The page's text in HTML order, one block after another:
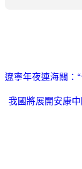
遼寧年夜連海關：
我國將展開安康